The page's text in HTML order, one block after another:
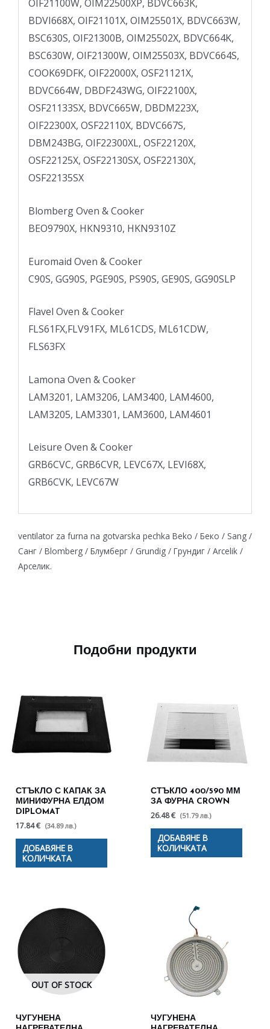
OIF21100W, OIM22500XP, BDVC663K,
BDVI668X, OIF21101X, OIM25501X, BDVC663W,
BSC630S, OIF21300B, OIM25502X, BDVC664K,
BSC630W, OIF21300W, OIM25503X, BDVC664S,
COOK69DFK, OIF22000X, OSF21121X,
BDVC664W, DBDF243WG, OIF22100X,
OSF21133SX, BDVC665W, DBDM223X,
OIF22300X, OSF22110X, BDVC667S,
DBM243BG, OIF22300XL, OSF22120X,
OSF22125X, OSF22130SX, OSF22130X,
OSF22135SX
Blomberg Oven & Cooker
BEO9790X, HKN9310, HKN9310Z
Euromaid Oven & Cooker
C90S, GG90S, PGE90S, PS90S, GE90S, GG90SLP
Flavel Oven & Cooker
FLS61FX,FLV91FX, ML61CDS, ML61CDW,
FLS63FX
Lamona Oven & Cooker
LAM3201, LAM3206, LAM3400, LAM4600,
LAM3205, LAM3301, LAM3600, LAM4601
Leisure Oven & Cooker
GRB6CVC, GRB6CVR, LEVC67X, LEVI68X,
GRB6CVK, LEVC67W
ventilator za furna na gotvarska pechka Beko / Беко / Sang /
Санг / Blomberg / Блумберг / Grundig / Грундиг / Arcelik /
Арселик.
Подобни продукти
СТЪКЛО С КАПАК ЗА
МИНИФУРНА ЕЛДОМ
DIPLOMAT
17.84 € (34.89 лв.)
ДОБАВЯНЕ В
КОЛИЧКАТА
СТЪКЛО 400/590 ММ
ЗА ФУРНА CROWN
26.48 € (51.79 лв.)
ДОБАВЯНЕ В
КОЛИЧКАТА
OUT OF STOCK
ЧУГУНЕНА
ЧУГУНЕНА